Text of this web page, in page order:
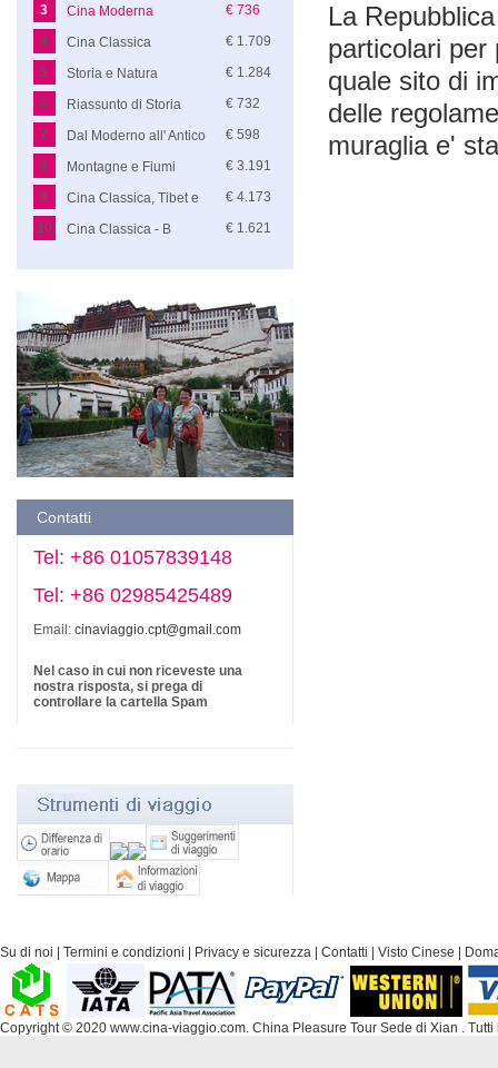
3
Cina Moderna
€ 736
4
Cina Classica
€ 1.709
5
Storia e Natura
€ 1.284
6
Riassunto di Storia
€ 732
7
Dal Moderno all' Antico
€ 598
8
Montagne e Fiumi
€ 3.191
9
Cina Classica, Tibet e
Fiume Azzurro
€ 4.173
10
Cina Classica - B € 1.621
Contatti
Tel: +86 01057839148
Tel: +86 02985425489
Email: cinaviaggio.cpt@gmail.com
Nel caso in cui non riceveste una
nostra risposta, si prega di
controllare la cartella Spam
La
particolari per
quale sito di
delle
muraglia e'
Su di noi Termini e condizioni Privacy e sicurezza Contatti Visto Cinese
Copyright © 2020 www.cina-viaggio.com. China Pleasure Tour Sede di Xian . Tutti